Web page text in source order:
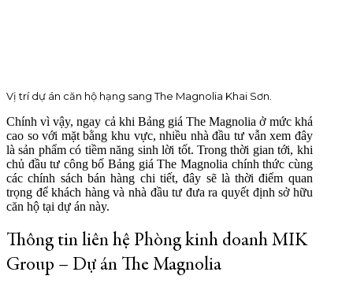
Vị trí dự án căn hộ hạng sang The Magnolia Khai Sơn.
Chính vì vậy, ngay cả khi Bảng giá The Magnolia ở mức khá
cao so với mặt bằng khu vực, nhiều nhà đầu tư vẫn xem đây
là sản phẩm có tiềm năng sinh lời tốt. Trong thời gian tới, khi
chủ đầu tư công bố Bảng giá The Magnolia chính thức cùng
các chính sách bán hàng chi tiết, đây sẽ là thời điểm quan
trọng để khách hàng và nhà đầu tư đưa ra quyết định sở hữu
căn hộ tại dự án này.
Thông tin liên hệ Phòng kinh doanh MIK
Group – Dự án The Magnolia